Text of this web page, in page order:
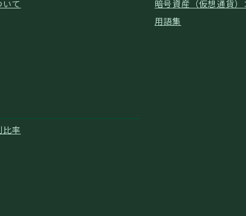
て
暗号資産（仮想通貨）
用語集
比率